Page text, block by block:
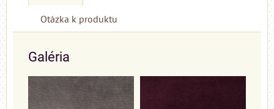
Otázka k produktu
Galéria